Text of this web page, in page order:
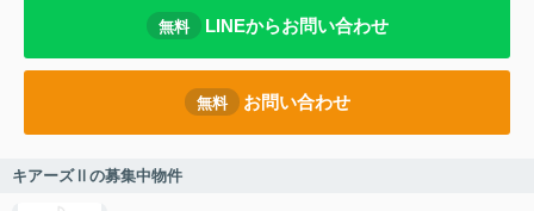
無料 LINEからお問い合わせ
無料 お問い合わせ
キアーズⅡの募集中物件